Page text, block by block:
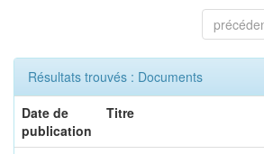
Résultats trouvés : Documents
Date de
publication
Titre